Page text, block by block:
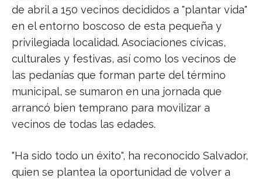
de abril a 150 vecinos decididos a "plantar vida"
en el entorno boscoso de esta pequeña y
privilegiada localidad. Asociaciones cívicas,
culturales y festivas, así como los vecinos de
las pedanías que forman parte del término
municipal, se sumaron en una jornada que
arrancó bien temprano para movilizar a
vecinos de todas las edades.
"Ha sido todo un éxito", ha reconocido Salvador,
quien se plantea la oportunidad de volver a